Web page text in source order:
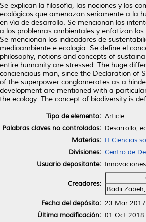
Se explican la filosofía, las nociones y los
ecológicos que amenazan seriamente a la
en vía de desarrollo. Se mencionan los
a los problemas ambientales y enfatizan
Se mencionan los indicadores de
medioambiente e ecología. Se define el
philosophy, notions and concepts of
entire humanity are stressed. The huge
conciencious man, since the Declaration of
of the superpower conglomerates as a
development are mentioned with a
the ecology. The concept of biodiversity is
Tipo de elemento: Article
Palabras claves no controlados: Desarrollo,
Materias: H Ciencias
Divisiones: Centro de
Usuario depositante:
Creadores:
Badii
Fecha del depósito: 23 Mar
Última modificación: 01 Oct 2018